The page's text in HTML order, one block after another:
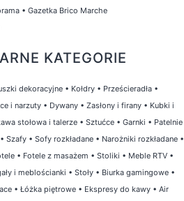
• Gazetka Brico Marche
KATEGORIE
dekoracyjne • Kołdry • Prześcieradła •
i narzuty • Dywany • Zasłony i firany • Kubki i
stołowa i talerze • Sztućce • Garnki • Patelnie
• Szafy • Sofy rozkładane • Narożniki rozkładane •
• Fotele z masażem • Stoliki • Meble RTV •
i meblościanki • Stoły • Biurka gamingowe •
• Łóżka piętrowe • Ekspresy do kawy • Air